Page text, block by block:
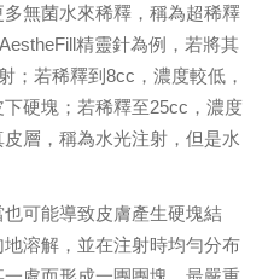
無菌水來稀釋，稱為超稀釋
精靈針為例，若將其
；若稀釋到8cc，濃度較低，
硬塊；若稀釋至25cc，濃度
層，稱為水光注射，但是水
可能導致皮膚產生硬塊結
溶解，並在注射時均勻分布